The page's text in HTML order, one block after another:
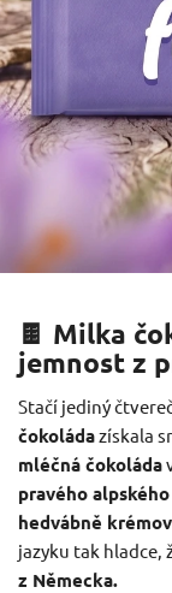
🍫 Milka
jemnost z
Stačí jediný
čokoládazískala
mléčná čokoláda
pravého
hedvábně
jazyku tak hladce,
z Německa.